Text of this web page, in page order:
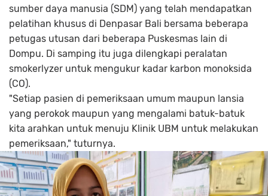
sumber daya manusia (SDM) yang telah mendapatkan
pelatihan khusus di Denpasar Bali bersama beberapa
petugas utusan dari beberapa Puskesmas lain di
Dompu. Di samping itu juga dilengkapi peralatan
smokerlyzer untuk mengukur kadar karbon monoksida
(CO).
"Setiap pasien di pemeriksaan umum maupun lansia
yang perokok maupun yang mengalami batuk-batuk
kita arahkan untuk menuju Klinik UBM untuk melakukan
pemeriksaan," tuturnya.